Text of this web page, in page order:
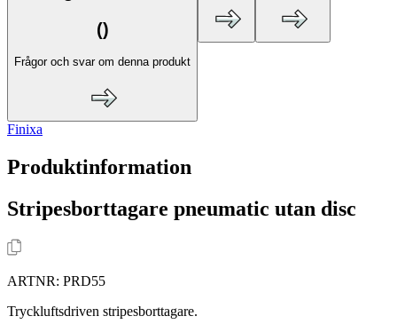
()
Frågor och svar om denna produkt
Finixa
Produktinformation
Stripesborttagare pneumatic utan disc
ARTNR: PRD55
Tryckluftsdriven stripesborttagare.